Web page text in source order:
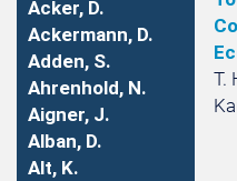
Acker, D.
Ackermann, D.
Adden, S.
Ahrenhold, N.
Aigner, J.
Alban, D.
Alt, K.
T.